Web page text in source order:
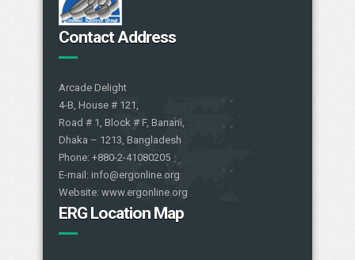
Contact Address
Arcade Delight
4-B, House # 121,
Road # 1, Block # F, Banani,
Dhaka – 1213, Bangladesh
Phone: +880-2-41080205
E-mail: info@ergonline.org
Website: www.ergonline.org
ERG Location Map